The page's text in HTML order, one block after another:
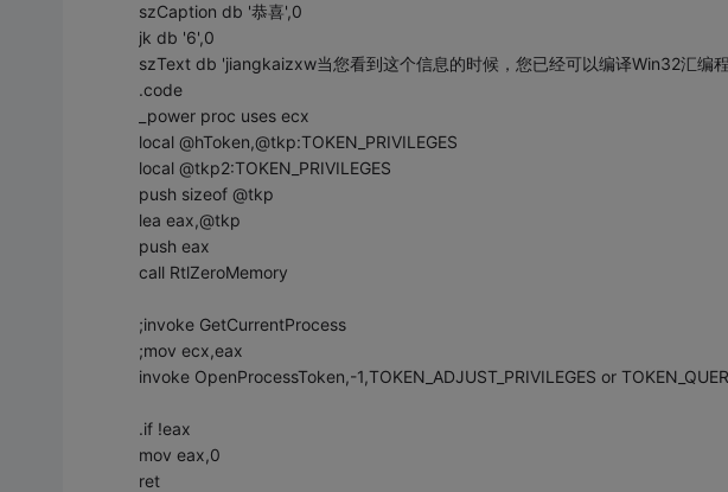
szCaption db '恭喜',0
jk db '6',0
szText db 'jiangkaizxw当您看到这个信息的时候，您已经可以编译Win32汇编
.code
_power proc uses ecx
local @hToken,@tkp:TOKEN_PRIVILEGES
local @tkp2:TOKEN_PRIVILEGES
push sizeof @tkp
lea eax,@tkp
push eax
call RtlZeroMemory
;invoke GetCurrentProcess
;mov ecx,eax
invoke OpenProcessToken,-1,TOKEN_ADJUST_PRIVILEGES or
.if !eax
mov eax,0
ret